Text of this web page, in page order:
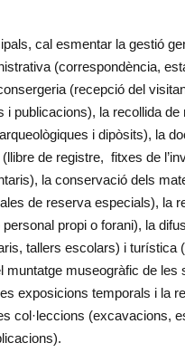
cal esmentar la gestió
(correspondència,
(recepció del
i publicacions), la recollida de
i dipòsits), la
de registre, fitxes de
la conservació dels
de reserva especials), la
propi o forani), la
tallers escolars) i turística
muntatge museogràfic de les
exposicions temporals i la
col·leccions (excavacions,